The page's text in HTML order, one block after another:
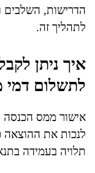
הדרישות, השלבים
לתהליך זה.
איך ניתן
לתשלום דמי
אישור ממס הכנסה
לנכות את
תלויה בעמידה